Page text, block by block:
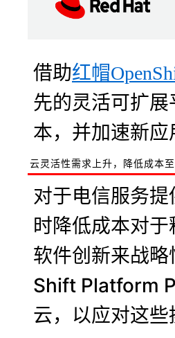
借助红帽
先的灵活可扩
本，并加速新
云灵活性需求上升，降低成本
对于电信服务
时降低成本对
软件创新来战
Shift Platform
云，以应对这